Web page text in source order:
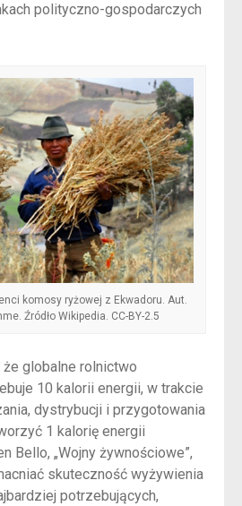
polityczno-gospodarczych
komosy ryżowej z Ekwadoru. Aut.
Źródło Wikipedia. CC-BY-2.5
że globalne rolnictwo
10 kalorii energii, w trakcie
dystrybucji i przygotowania
1 kalorię energii
Bello, „Wojny żywnościowe”,
skuteczność wyżywienia
potrzebujących,